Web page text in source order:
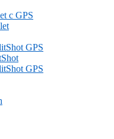
с GPS
GPS
GPS